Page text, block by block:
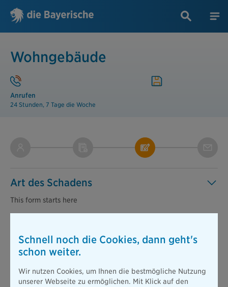
Wohngebäude
Anrufen
24 Stunden, 7 Tage die Woche
Art des Schadens
This form starts here
Schnell noch die Cookies, dann geht's
schon weiter.
Wir nutzen Cookies, um Ihnen die bestmögliche Nutzung
unserer Webseite zu ermöglichen. Mit Klick auf den